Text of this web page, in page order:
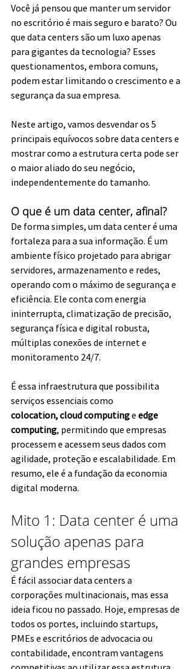
Você já pensou que manter um servidor
no escritório é mais seguro e barato? Ou
que data centers são um luxo apenas
para gigantes da tecnologia? Esses
questionamentos, embora comuns,
podem estar limitando o crescimento e a
segurança da sua empresa.
Neste artigo, vamos desvendar os 5
principais equívocos sobre data centers e
mostrar como a estrutura certa pode ser
o maior aliado do seu negócio,
independentemente do tamanho.
O que é um data center, afinal?
De forma simples, um data center é uma
fortaleza para a sua informação. É um
ambiente físico projetado para abrigar
servidores, armazenamento e redes,
operando com o máximo de segurança e
eficiência. Ele conta com energia
ininterrupta, climatização de precisão,
segurança física e digital robusta,
múltiplas conexões de internet e
monitoramento 24/7.
É essa infraestrutura que possibilita
serviços essenciais como
colocation,cloud computing e edge
computing, permitindo que empresas
processem e acessem seus dados com
agilidade, proteção e escalabilidade. Em
resumo, ele é a fundação da economia
digital moderna.
Mito 1: Data center é uma
solução apenas para
grandes empresas
É fácil associar data centers a
corporações multinacionais, mas essa
ideia ficou no passado. Hoje, empresas de
todos os portes, incluindo startups,
PMEs e escritórios de advocacia ou
contabilidade, encontram vantagens